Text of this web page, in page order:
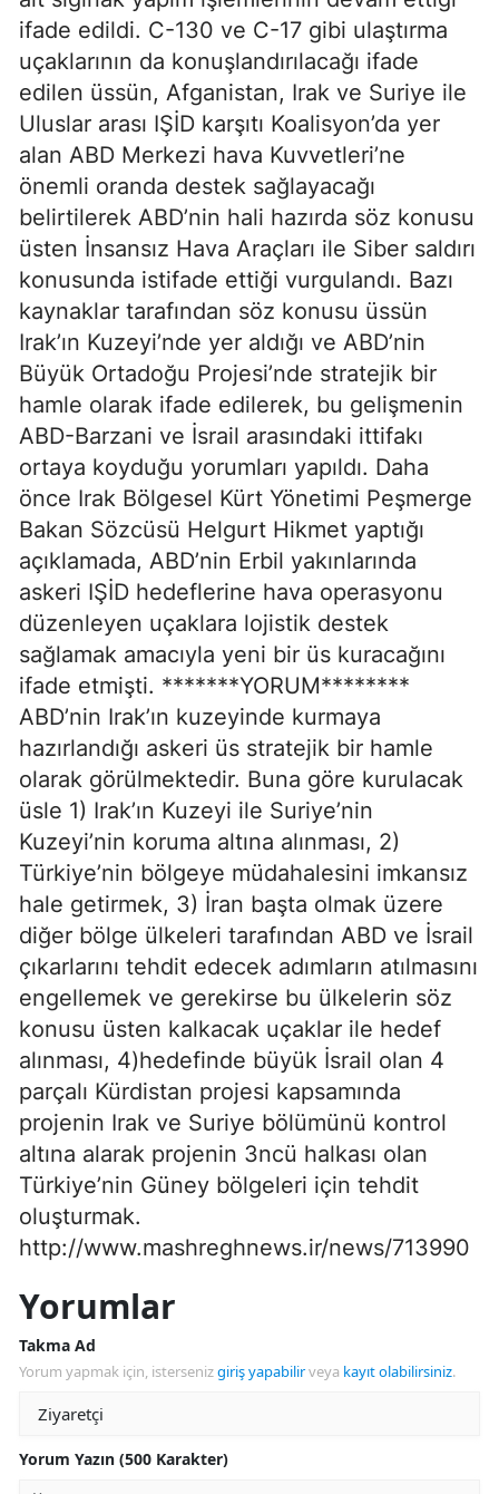
ifade edildi. C-130 ve C-17 gibi ulaştırma
uçaklarının da konuşlandırılacağı ifade
edilen üssün, Afganistan, Irak ve Suriye ile
Uluslar arası IŞİD karşıtı Koalisyon’da yer
alan ABD Merkezi hava Kuvvetleri’ne
önemli oranda destek sağlayacağı
belirtilerek ABD’nin hali hazırda söz konusu
üsten İnsansız Hava Araçları ile Siber saldırı
konusunda istifade ettiği vurgulandı. Bazı
kaynaklar tarafından söz konusu üssün
Irak’ın Kuzeyi’nde yer aldığı ve ABD’nin
Büyük Ortadoğu Projesi’nde stratejik bir
hamle olarak ifade edilerek, bu gelişmenin
ABD-Barzani ve İsrail arasındaki ittifakı
ortaya koyduğu yorumları yapıldı. Daha
önce Irak Bölgesel Kürt Yönetimi Peşmerge
Bakan Sözcüsü Helgurt Hikmet yaptığı
açıklamada, ABD’nin Erbil yakınlarında
askeri IŞİD hedeflerine hava operasyonu
düzenleyen uçaklara lojistik destek
sağlamak amacıyla yeni bir üs kuracağını
ifade etmişti. *******YORUM********
ABD’nin Irak’ın kuzeyinde kurmaya
hazırlandığı askeri üs stratejik bir hamle
olarak görülmektedir. Buna göre kurulacak
üsle 1) Irak’ın Kuzeyi ile Suriye’nin
Kuzeyi’nin koruma altına alınması, 2)
Türkiye’nin bölgeye müdahalesini imkansız
hale getirmek, 3) İran başta olmak üzere
diğer bölge ülkeleri tarafından ABD ve İsrail
çıkarlarını tehdit edecek adımların atılmasını
engellemek ve gerekirse bu ülkelerin söz
konusu üsten kalkacak uçaklar ile hedef
alınması, 4)hedefinde büyük İsrail olan 4
parçalı Kürdistan projesi kapsamında
projenin Irak ve Suriye bölümünü kontrol
altına alarak projenin 3ncü halkası olan
Türkiye’nin Güney bölgeleri için tehdit
oluşturmak.
http://www.mashreghnews.ir/news/713990
Yorumlar
Takma Ad
Yorum yapmak için, istersenizgiriş yapabilirveya kayıt olabilirsiniz.
Yorum Yazın (500 Karakter)